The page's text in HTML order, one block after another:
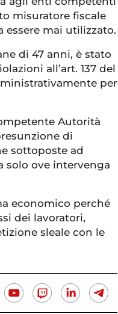
misuratore fiscale
essere mai utilizzato.
di 47 anni, è stato
all’art. 137 del
per
Autorità
di
sottoposte ad
solo ove intervenga
economico perché
dei lavoratori,
sleale con le